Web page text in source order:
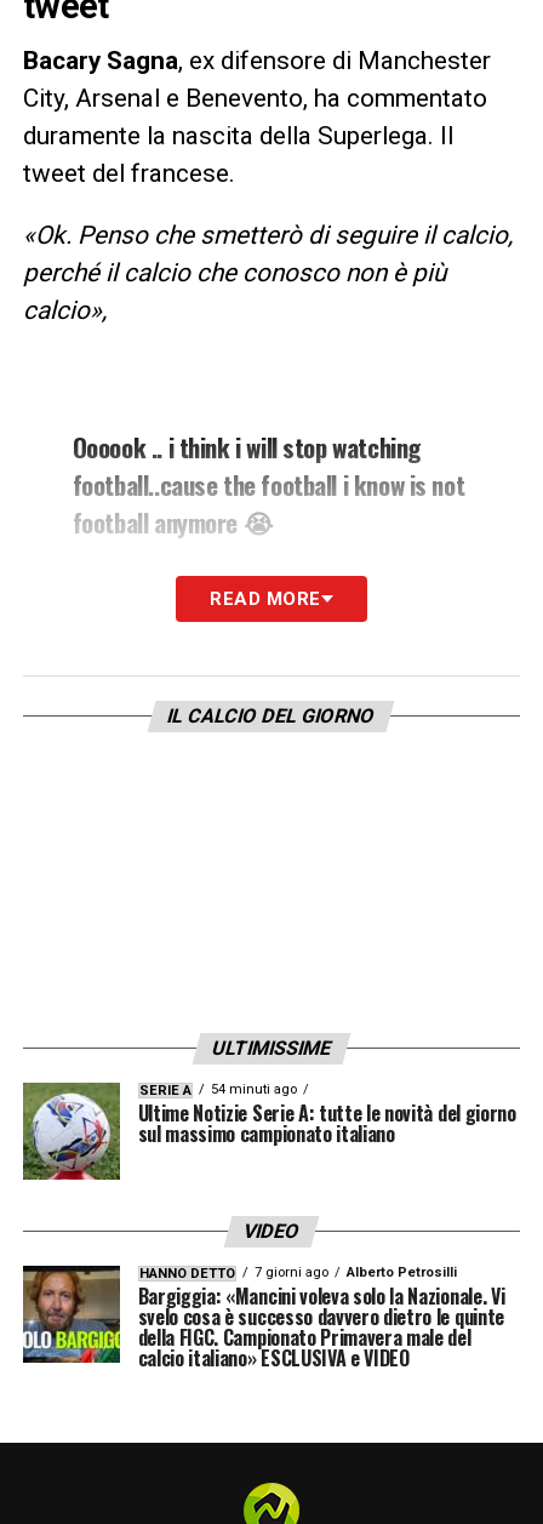
Bacary Sagna, ex difensore di Manchester
City, Arsenal e Benevento, ha commentato
duramente la nascita della Superlega. Il
tweet del francese.
«Ok. Penso che smetterò di seguire il calcio,
perché il calcio che conosco non è più
calcio»,
Oooook .. i think i will stop watching
football..cause the football i know is not
football anymore 😭
— Bacary Sagna (@Sagnaofficial)
LA PLAYLIST DELLE NOSTRE TOP NEWS
READ MORE
IL CALCIO DEL GIORNO
ULTIMISSIME
SERIE A 54 minuti ago
Ultime Notizie Serie A: tutte le novità del giorno
sul massimo campionato italiano
VIDEO
HANNO DETTO 7 giorni ago Alberto Petrosilli
Bargiggia: «Mancini voleva solo la Nazionale. Vi
svelo cosa è successo davvero dietro le quinte
della FIGC. Campionato Primavera male del
calcio italiano» ESCLUSIVA e VIDEO